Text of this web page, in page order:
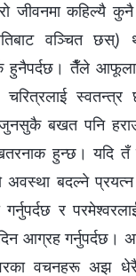
जीवनमा कहिल्यै कुनै
वञ्चित छस्)
हुनैपर्दछ। तैँले
स्वतन्त्र
जुनसुकै बखत पनि
हुन्छ। यदि तँ
अवस्था बदल्ने
गर्नुपर्दछ र
आग्रह गर्नुपर्दछ।
वचनहरू अझ